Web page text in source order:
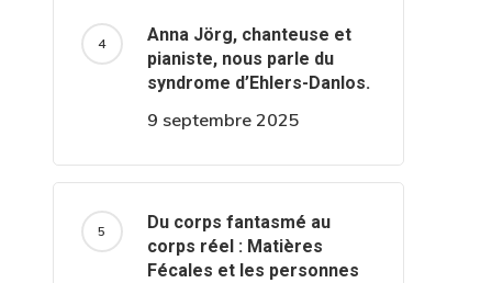
Anna Jörg, chanteuse et
pianiste, nous parle du
syndrome d’Ehlers-Danlos.
9 septembre 2025
Du corps fantasmé au
corps réel : Matières
Fécales et les personnes